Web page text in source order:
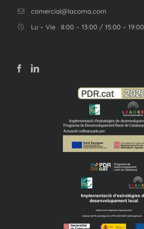
comercial@lacoma.com
Lu – Vie . 8:00 – 13:00 / 15:00 – 19:00